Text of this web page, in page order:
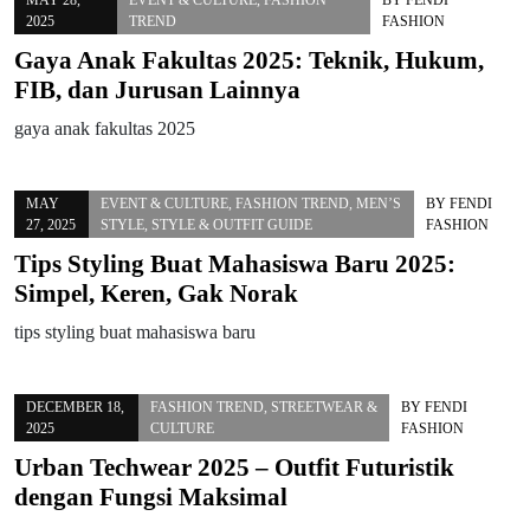
2025
TREND
FASHION
Gaya Anak Fakultas 2025: Teknik, Hukum,
FIB, dan Jurusan Lainnya
gaya anak fakultas 2025
MAY
27, 2025
EVENT & CULTURE, FASHION TREND MEN’S
STYLE, STYLE & OUTFIT GUIDE
BYFENDI
FASHION
Tips Styling Buat Mahasiswa Baru 2025:
Simpel, Keren, Gak Norak
tips styling buat mahasiswa baru
DECEMBER 18,
2025
FASHION TREND STREETWEAR &
CULTURE
BYFENDI
FASHION
Urban Techwear 2025 – Outfit Futuristik
dengan Fungsi Maksimal